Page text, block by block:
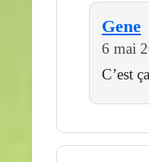
Gene
6 mai
C’est